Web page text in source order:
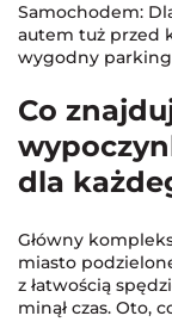
Samochodem:
autem tuż przed
wygodny
Co
dla
Główny
miasto
z łatwością
minął czas. Oto,